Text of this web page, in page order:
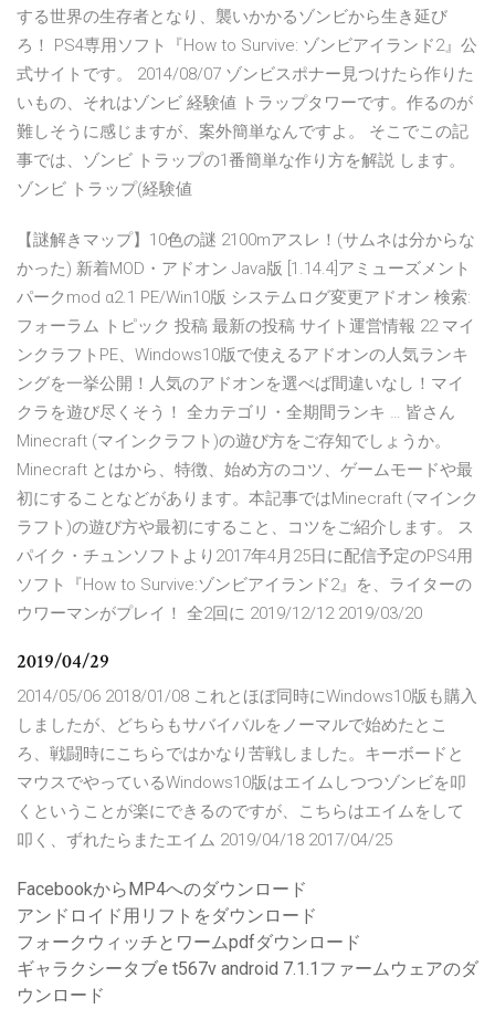
する世界の生存者となり、襲いかかるゾンビから生き延び
ろ！ PS4専用ソフト『How to Survive: ゾンビアイランド2』公
式サイトです。 2014/08/07 ゾンビスポナー見つけたら作りた
いもの、それはゾンビ 経験値 トラップタワーです。作るのが
難しそうに感じますが、案外簡単なんですよ。 そこでこの記
事では、ゾンビ トラップの1番簡単な作り方を解説 します。
ゾンビ トラップ(経験値
【謎解きマップ】10色の謎 2100mアスレ！(サムネは分からな
かった) 新着MOD・アドオン Java版 [1.14.4]アミューズメント
パークmod α2.1 PE/Win10版 システムログ変更アドオン 検索:
フォーラム トピック 投稿 最新の投稿 サイト運営情報 22 マイ
ンクラフトPE、Windows10版で使えるアドオンの人気ランキ
ングを一挙公開！人気のアドオンを選べば間違いなし！マイ
クラを遊び尽くそう！ 全カテゴリ・全期間ランキ … 皆さん
Minecraft (マインクラフト)の遊び方をご存知でしょうか。
Minecraft とはから、特徴、始め方のコツ、ゲームモードや最
初にすることなどがあります。本記事ではMinecraft (マインク
ラフト)の遊び方や最初にすること、コツをご紹介します。 ス
パイク・チュンソフトより2017年4月25日に配信予定のPS4用
ソフト『How to Survive:ゾンビアイランド2』を、ライターの
ウワーマンがプレイ！ 全2回に 2019/12/12 2019/03/20
2019/04/29
2014/05/06 2018/01/08 これとほぼ同時にWindows10版も購入
しましたが、どちらもサバイバルをノーマルで始めたとこ
ろ、戦闘時にこちらではかなり苦戦しました。キーボードと
マウスでやっているWindows10版はエイムしつつゾンビを叩
くということが楽にできるのですが、こちらはエイムをして
叩く、ずれたらまたエイム 2019/04/18 2017/04/25
FacebookからMP4へのダウンロード
アンドロイド用リフトをダウンロード
フォークウィッチとワームpdfダウンロード
ギャラクシータブe t567v android 7.1.1ファームウェアのダ
ウンロード